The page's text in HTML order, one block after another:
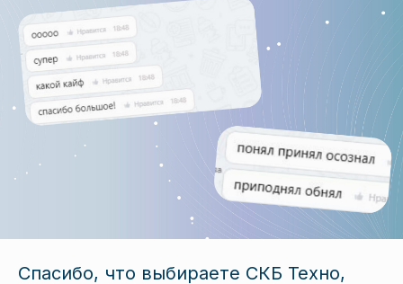
Спасибо, что выбираете СКБ Техно,